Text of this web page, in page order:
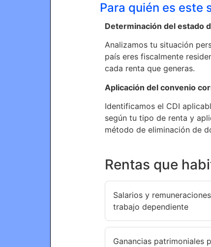
Para quién es este
Determinación del estado
Analizamos tu situación
país eres fiscalmente
cada renta que generas.
Aplicación del convenio
Identificamos el CDI
según tu tipo de renta y
método de eliminación de
Rentas que
Salarios y
trabajo dependiente
Ganancias patrimoniales